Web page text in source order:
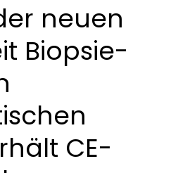
neuen
Biopsie-
CE-